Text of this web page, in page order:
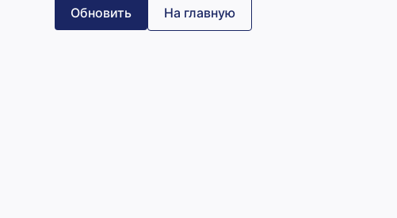
Обновить На главную